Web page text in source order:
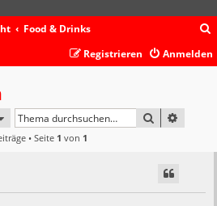
Food & Drinks
c
Anmelden
Registrieren
SUCHE
• Seite 1 von 1